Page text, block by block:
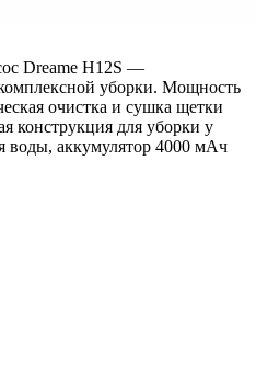
Dreame H12S —
уборки. Мощность
очистка и сушка щетки
конструкция для уборки у
воды, аккумулятор 4000 мАч